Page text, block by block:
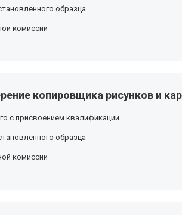
образца
комиссии
копировщика рисунков и
с присвоением квалификации
образца
комиссии